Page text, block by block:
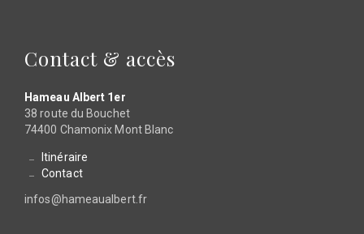
Contact & accès
Hameau Albert 1er
38 route du Bouchet
74400 Chamonix Mont Blanc
Itinéraire
Contact
infos@hameaualbert.fr